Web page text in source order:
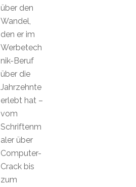
über den
Wandel,
den er im
Werbetech
nik-Beruf
über die
Jahrzehnte
erlebt hat –
vom
Schriftenm
aler über
Computer-
Crack bis
zum